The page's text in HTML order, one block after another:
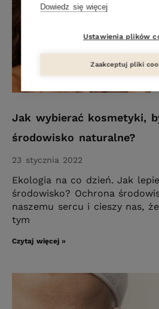
Jak wybierać kosmetyki,
środowisko naturalne?
23 stycznia 2022
Ekologia na co dzień. Jak
środowisko? Ochrona
naszemu sercu i cieszy nas,
tym
Czytaj więcej »
Dowiedz się więcej
Ustawienia plików
Zaakceptuj pliki